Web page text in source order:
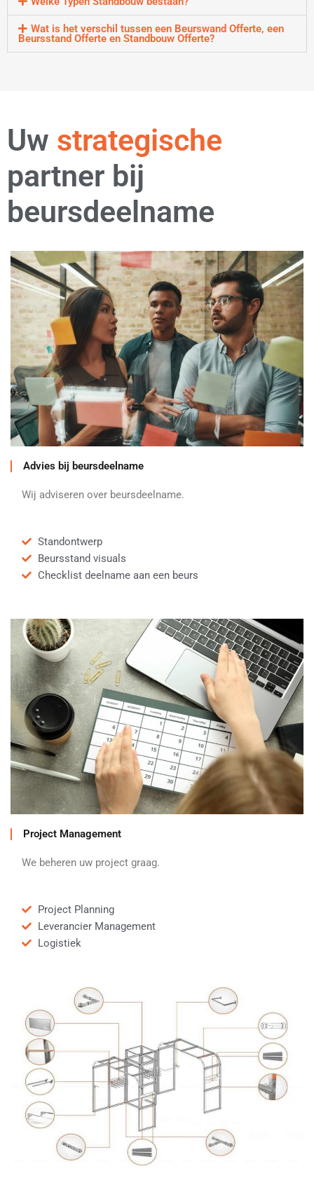
Wat is het verschil tussen een Beurswand Offerte, een
Beursstand Offerte en Standbouw Offerte?
Uw flexibele
partner bij
beursdeelname
Advies bij beursdeelname
Wij adviseren over beursdeelname.
Standontwerp
Beursstand visuals
Checklist deelname aan een beurs
Project Management
We beheren uw project graag.
Project Planning
Leverancier Management
Logistiek